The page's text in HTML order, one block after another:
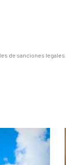
de sanciones legales.